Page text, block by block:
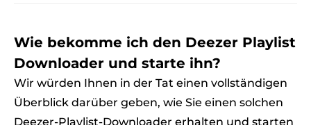
Wie bekomme ich den Deezer Playlist
Downloader und starte ihn?
Wir würden Ihnen in der Tat einen vollständigen
Überblick darüber geben, wie Sie einen solchen
Deezer-Playlist-Downloader erhalten und starten